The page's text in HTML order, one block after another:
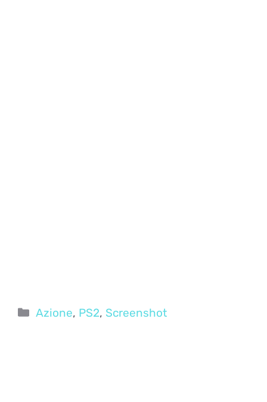
Categorie
Azione, PS2, Screenshot